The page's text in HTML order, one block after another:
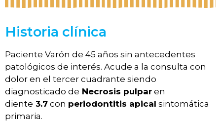
Historia clínica
Paciente Varón de 45 años sin antecedentes
patológicos de interés. Acude a la consulta con
dolor en el tercer cuadrante siendo
diagnosticado de Necrosis pulpar en
diente 3.7 con periodontitis apical sintomática
primaria.